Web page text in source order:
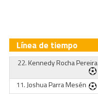
Línea de tiempo
22.Kennedy Rocha Pereira
11.Joshua Parra Mesén